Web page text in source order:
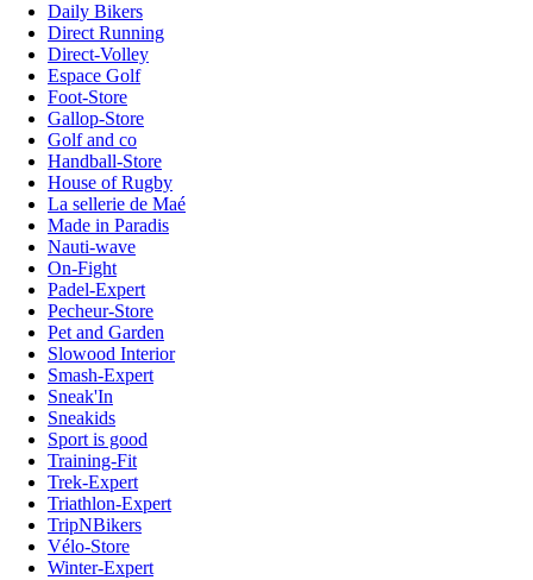
Daily Bikers
Direct Running
Direct-Volley
Espace Golf
Foot-Store
Gallop-Store
Golf and co
Handball-Store
House of Rugby
La sellerie de Maé
Made in Paradis
Nauti-wave
On-Fight
Padel-Expert
Pecheur-Store
Pet and Garden
Slowood Interior
Smash-Expert
Sneak'In
Sneakids
Sport is good
Training-Fit
Trek-Expert
Triathlon-Expert
TripNBikers
Vélo-Store
Winter-Expert